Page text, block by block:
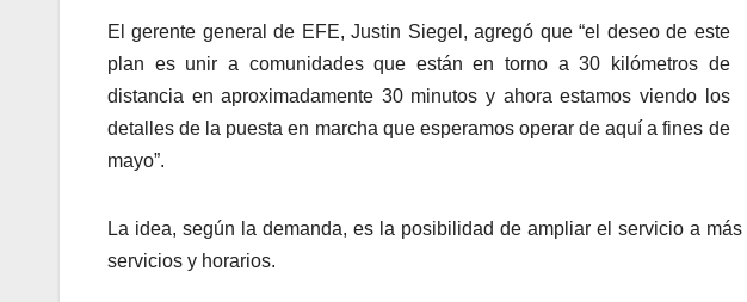
El gerente general de EFE, Justin Siegel, agregó que “el deseo de este
plan es unir a comunidades que están en torno a 30 kilómetros de
distancia en aproximadamente 30 minutos y ahora estamos viendo los
detalles de la puesta en marcha que esperamos operar de aquí a fines de
mayo”.
La idea, según la demanda, es la posibilidad de ampliar el servicio a
servicios y horarios.